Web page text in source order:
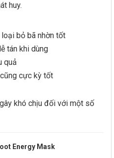
huy.
bỏ bã nhờn tốt
tán khi dùng
quả
cực kỳ tốt
khó chịu đối với một số
Energy Mask